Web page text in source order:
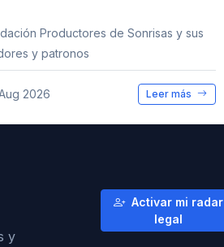
Productores de Sonrisas y sus
y patronos
2026 Leer más
y
Activar mi radar
legal